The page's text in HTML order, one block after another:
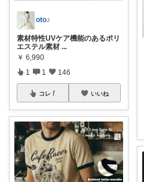
oto♪
素材特性UVケア機能のあるポリ
エステル素材 ...
￥ 6,990
1 1 146
コレ いいね